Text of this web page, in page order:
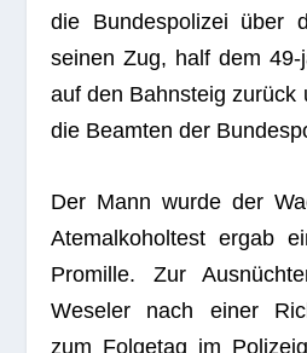
die Bun­des­po­li­zei über
sei­nen Zug, half dem 49-
auf den Bahn­steig zurück
die Beam­ten der
Der Mann wurde der
Atem­al­ko­hol­test ergab
Pro­mille. Zur
Wese­ler nach einer
zum Fol­ge­tag im